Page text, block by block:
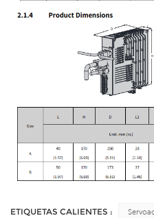
ETIQUETAS CALIENTES :